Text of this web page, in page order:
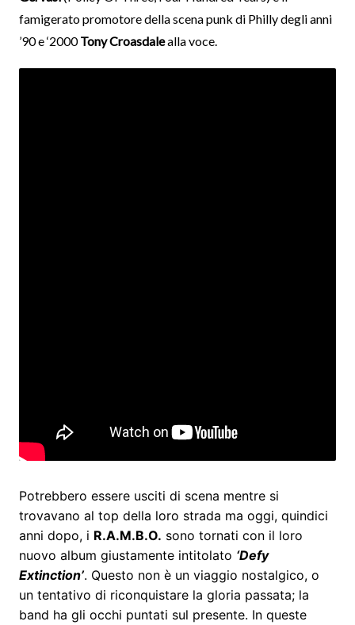
famigerato promotore della scena punk di Philly degli anni
’90 e ‘2000Tony Croasdalealla voce.
Potrebbero essere usciti di scena mentre si
trovavano al top della loro strada ma oggi, quindici
anni dopo, i R.A.M.B.O. sono tornati con il loro
nuovo album giustamente intitolato ‘Defy
Extinction’. Questo non è un viaggio nostalgico, o
un tentativo di riconquistare la gloria passata; la
band ha gli occhi puntati sul presente. In queste